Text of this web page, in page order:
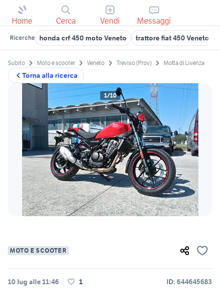
Home Cerca Vendi Messaggi
Ricerche honda crf 450 moto Veneto trattore fiat 450 Veneto
Torna alla ricerca
Subito Moto e scooter Veneto Treviso (Prov) Motta di Livenza
1/10
MOTO E SCOOTER
10 lug alle 11:46 1 ID: 644645683